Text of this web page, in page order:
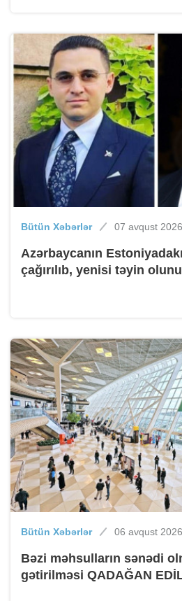
Bütün Xəbərlər 07 avqust
Azərbaycanın
çağırılıb, yenisi təyin
Bütün Xəbərlər 06 avqust
Bəzi məhsulların sənədi
gətirilməsi QADAĞAN